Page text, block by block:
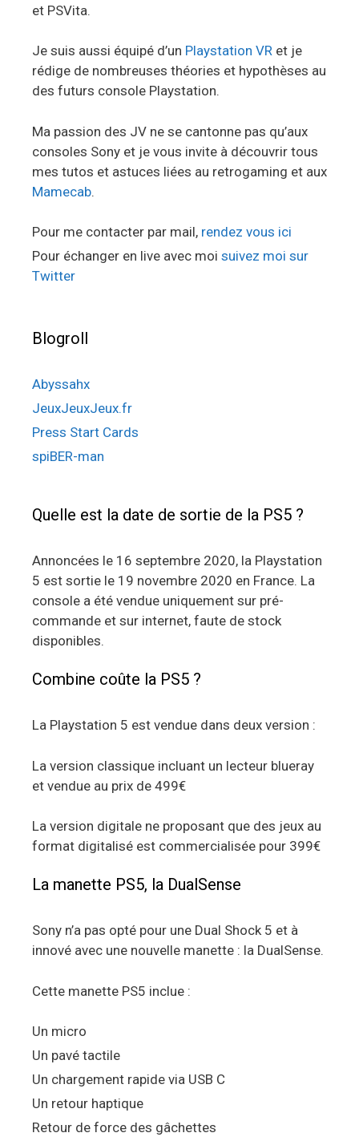
et PSVita.
Je suis aussi équipé d’un Playstation VR et je
rédige de nombreuses théories et hypothèses au
des futurs console Playstation.
Ma passion des JV ne se cantonne pas qu’aux
consoles Sony et je vous invite à découvrir tous
mes tutos et astuces liées au retrogaming et aux
Mamecab.
Pour me contacter par mail, rendez vous ici
Pour échanger en live avec moi suivez moi sur
Twitter
Blogroll
Abyssahx
JeuxJeuxJeux.fr
Press Start Cards
spiBER-man
Quelle est la date de sortie de la PS5 ?
Annoncées le 16 septembre 2020, la Playstation
5 est sortie le 19 novembre 2020 en France. La
console a été vendue uniquement sur pré-
commande et sur internet, faute de stock
disponibles.
Combine coûte la PS5 ?
La Playstation 5 est vendue dans deux version :
La version classique incluant un lecteur blueray
et vendue au prix de 499€
La version digitale ne proposant que des jeux au
format digitalisé est commercialisée pour 399€
La manette PS5, la DualSense
Sony n’a pas opté pour une Dual Shock 5 et à
innové avec une nouvelle manette : la DualSense.
Cette manette PS5 inclue :
Un micro
Un pavé tactile
Un chargement rapide via USB C
Un retour haptique
Retour de force des gâchettes